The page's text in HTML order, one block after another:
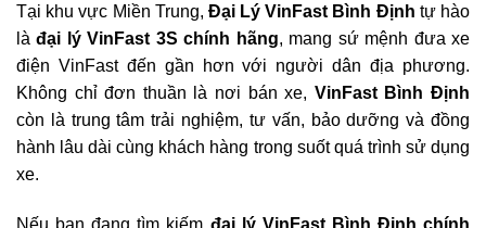
Tại khu vực Miền Trung, Đại Lý VinFast Bình Định tự hào
làđại lý VinFast 3S chính hãng, mang sứ mệnh đưa xe
điện VinFast đến gần hơn với người dân địa phương.
Không chỉ đơn thuần là nơi bán xe, VinFast Bình Định
còn là trung tâm trải nghiệm, tư vấn, bảo dưỡng và đồng
hành lâu dài cùng khách hàng trong suốt quá trình sử dụng
xe.